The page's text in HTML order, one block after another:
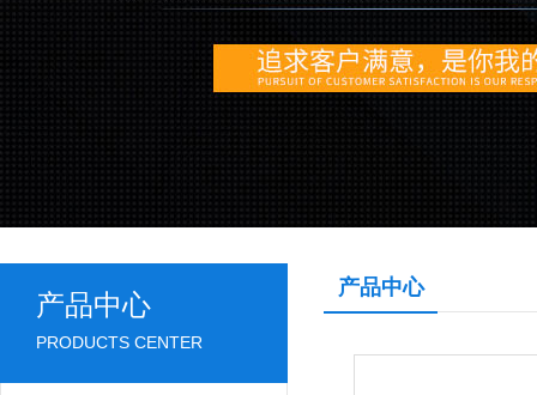
产品中心
PRODUCTS CENTER
产品中心